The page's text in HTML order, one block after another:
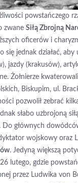
powstańczego
zwane Siłą Zbrojną
oficerów i
się jednak działać, aby
jazdy (krakusów),
Żołnierze
Biskupim, ul.
pozwolił zebrać
słabo uzbrojoną
Do głównych
wojskowy oraz
. Jedyną większą
lutego, gdzie
przez Ludwika von